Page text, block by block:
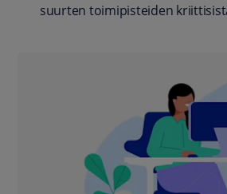
suurten toimipisteiden